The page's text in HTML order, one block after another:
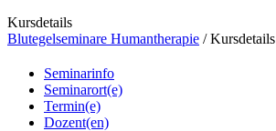
Kursdetails
Blutegelseminare Humantherapie /Kursdetails
Seminarinfo
Seminarort(e)
Termin(e)
Dozent(en)